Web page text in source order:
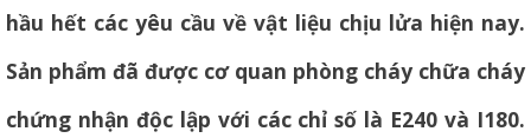
hầu hết các yêu cầu về vật liệu chịu lửa hiện nay.
Sản phẩm đã được cơ quan phòng cháy chữa cháy
chứng nhận độc lập với các chỉ số là E240 và I180.